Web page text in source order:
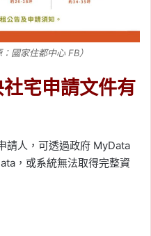
國家住都中心 FB）
宅申請文件有
請人，可透過政府 MyData
，或系統無法取得完整資